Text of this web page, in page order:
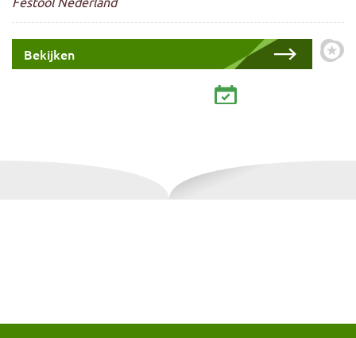
Bekijken Zet